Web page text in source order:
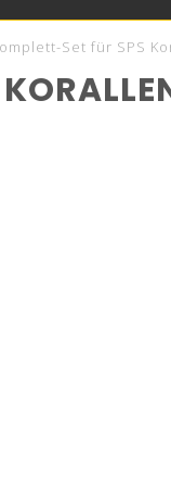
Set für SPS